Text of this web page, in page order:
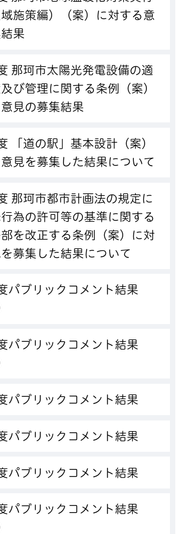
施策編）（案）に対する意
果
那珂市太陽光発電設備の適
び管理に関する条例（案）
見の募集結果
「道の駅」基本設計（案）
見を募集した結果について
那珂市都市計画法の規定に
為の許可等の基準に関する
を改正する条例（案）に対
募集した結果について
パブリックコメント結果
パブリックコメント結果
パブリックコメント結果
パブリックコメント結果
パブリックコメント結果
パブリックコメント結果